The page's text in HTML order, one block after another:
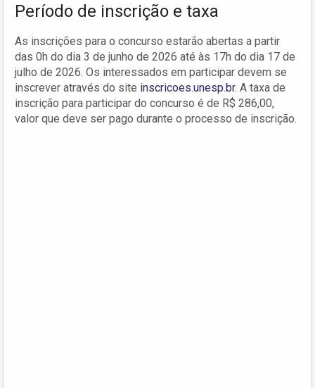
Período de inscrição e taxa
As inscrições para o concurso estarão abertas a partir
das 0h do dia 3 de junho de 2026 até às 17h do dia 17 de
julho de 2026. Os interessados em participar devem se
inscrever através do site inscricoes.unesp.br. A taxa de
inscrição para participar do concurso é de R$ 286,00,
valor que deve ser pago durante o processo de inscrição.